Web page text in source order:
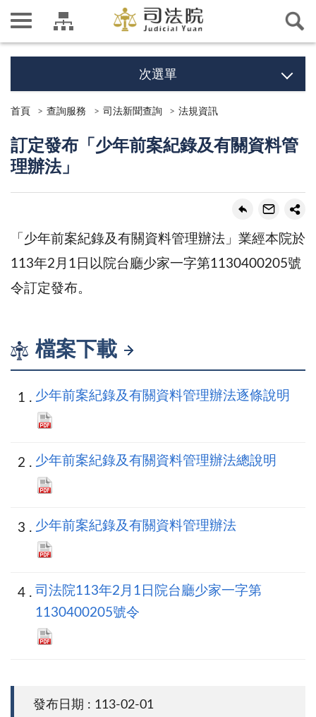
次選單
首頁 查詢服務 司法新聞查詢 法規資訊
訂定發布「少年前案紀錄及有關資料管
理辦法」
「少年前案紀錄及有關資料管理辦法」業經本院於
113年2月1日以院台廳少家一字第1130400205號
令訂定發布。
檔案下載
少年前案紀錄及有關資料管理辦法逐條說明
少年前案紀錄及有關資料管理辦法總說明
少年前案紀錄及有關資料管理辦法
司法院113年2月1日院台廳少家一字第
1130400205號令
發布日期 : 113-02-01